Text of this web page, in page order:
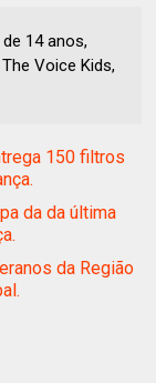
14 anos,
Voice Kids,
150 filtros
da da última
da Região